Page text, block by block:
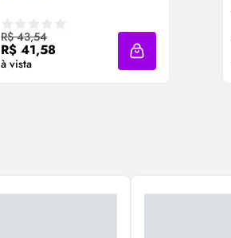
R$ 43,54
R$ 41,58
à vista
Compre Agora ❯
Adicionar à sacola